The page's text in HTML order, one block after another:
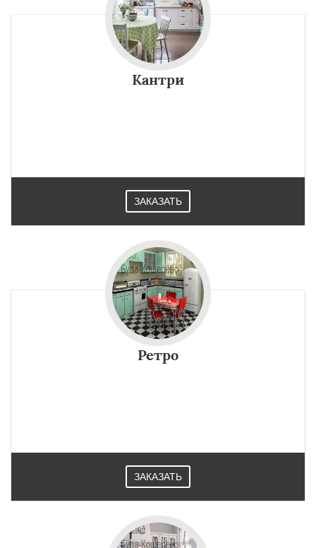
Кантри
ЗАКАЗАТЬ
Ретро
ЗАКАЗАТЬ